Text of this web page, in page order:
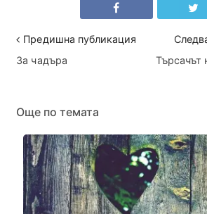
Предишна публикация
За чадъра
Търсачът
Още по темата